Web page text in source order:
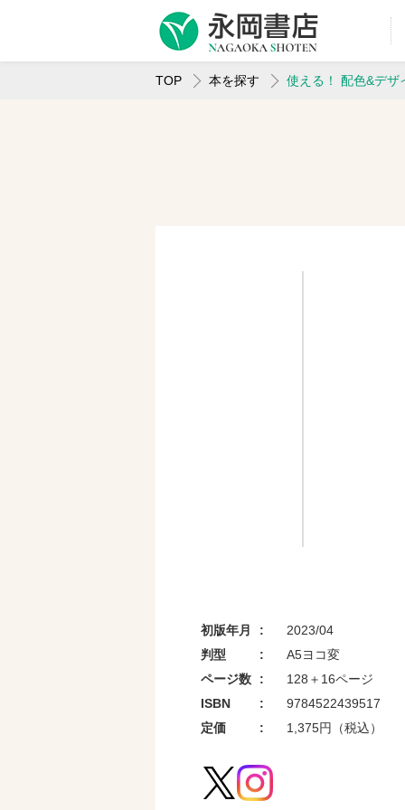
TOP 本を探す 使える！ 配色&デ
初版年月
2023/04
判型
A5ヨコ変
ページ数
128＋16ページ
ISBN
9784522439517
定価
1,375円（税込）